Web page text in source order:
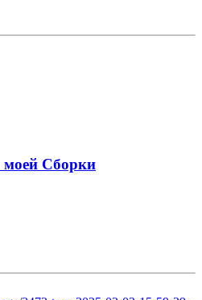
моей Сборки